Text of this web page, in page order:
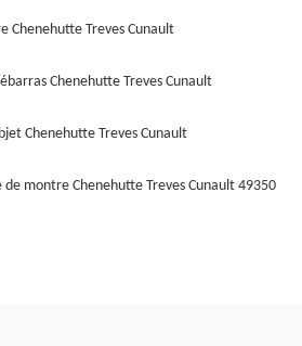
Chenehutte Treves Cunault
Chenehutte Treves Cunault
Chenehutte Treves Cunault
montre Chenehutte Treves Cunault 49350